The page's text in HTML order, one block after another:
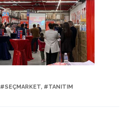
#SEÇMARKET, #TANITIM